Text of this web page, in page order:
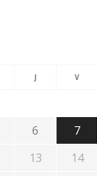
J V
6 7
13 14